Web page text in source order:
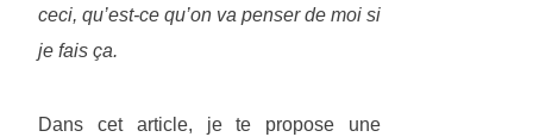
ceci, qu’est-ce qu’on va penser de moi si
je fais ça.
Dans cet article, je te propose une